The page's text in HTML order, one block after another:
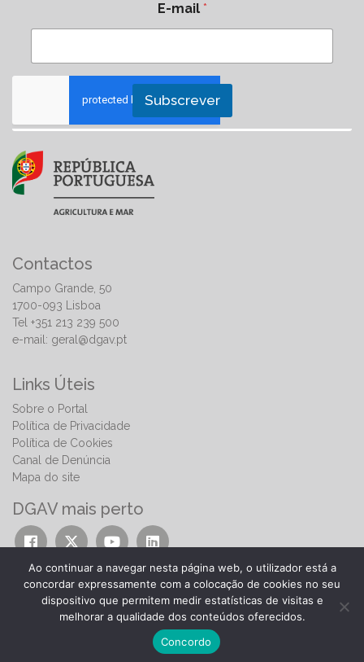
E-mail *
Subscrever
Contactos
Campo Grande, 50
1700-093 Lisboa
Tel +351 213 239 500
e-mail: geral@dgav.pt
Links Úteis
Sobre o Portal
Política de Privacidade
Política de Cookies
Canal de Denúncia
Mapa do site
DGAV mais perto
© 2026 | Direção-Geral de Alimentação e Veterinária
Ao continuar a navegar nesta página web, o utilizador está a
concordar expressamente com a colocação de cookies no seu
dispositivo que permitem medir estatísticas de visitas e
melhorar a qualidade dos conteúdos oferecidos.
Concordo